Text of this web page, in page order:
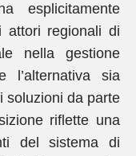
esplicitamente
attori regionali di
nella gestione
l’alternativa sia
soluzioni da parte
riflette una
del sistema di